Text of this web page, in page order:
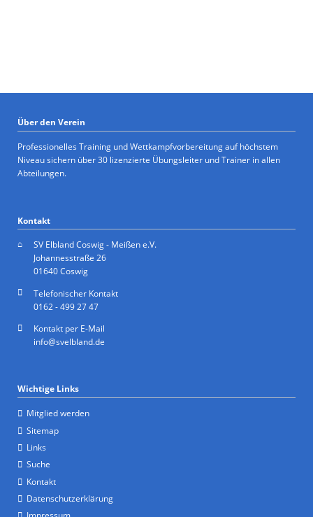
Über den Verein
Professionelles Training und Wettkampfvorbereitung auf höchstem
Niveau sichern über 30 lizenzierte Übungsleiter und Trainer in allen
Abteilungen.
Kontakt
SV Elbland Coswig - Meißen e.V.
Johannesstraße 26
01640 Coswig
Telefonischer Kontakt
0162 - 499 27 47
Kontakt per E-Mail
info@svelbland.de
Wichtige Links
Mitglied werden
Sitemap
Links
Suche
Kontakt
Datenschutzerklärung